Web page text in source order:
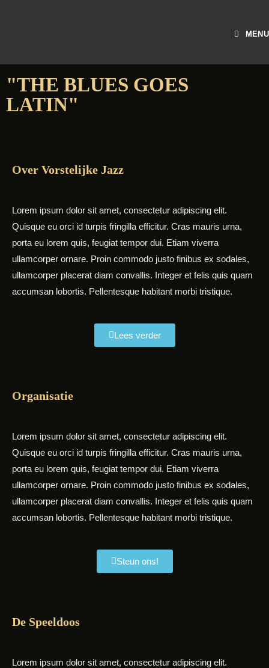
MENU
"THE BLUES GOES
LATIN"
Over Vorstelijke Jazz
Lorem ipsum dolor sit amet, consectetur adipiscing elit.
Quisque eu orci id turpis fringilla efficitur. Cras mauris urna,
porta eu lorem quis, feugiat tempor dui. Etiam viverra
ullamcorper ornare. Proin commodo justo finibus ex sodales,
ullamcorper placerat diam convallis. Integer et felis quis quam
accumsan lobortis. Pellentesque habitant morbi tristique.
Lees verder
Organisatie
Lorem ipsum dolor sit amet, consectetur adipiscing elit.
Quisque eu orci id turpis fringilla efficitur. Cras mauris urna,
porta eu lorem quis, feugiat tempor dui. Etiam viverra
ullamcorper ornare. Proin commodo justo finibus ex sodales,
ullamcorper placerat diam convallis. Integer et felis quis quam
accumsan lobortis. Pellentesque habitant morbi tristique.
Steun ons!
De Speeldoos
Lorem ipsum dolor sit amet, consectetur adipiscing elit.